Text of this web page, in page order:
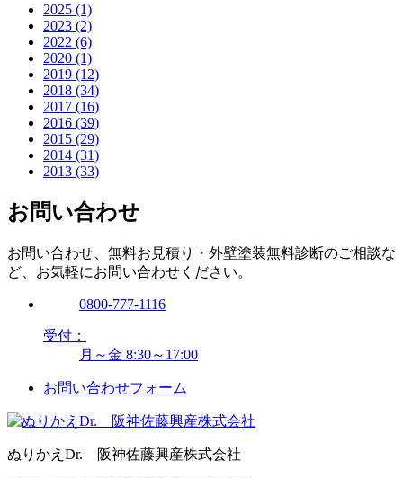
2025 (1)
2023 (2)
2022 (6)
2020 (1)
2019 (12)
2018 (34)
2017 (16)
2016 (39)
2015 (29)
2014 (31)
2013 (33)
お問い合わせ
お問い合わせ、無料お見積り・外壁塗装無料診断のご相談な
ど、お気軽にお問い合わせください。
0800-777-1116
受付：
月～金 8:30～17:00
お問い合わせフォーム
ぬりかえDr. 阪神佐藤興産株式会社